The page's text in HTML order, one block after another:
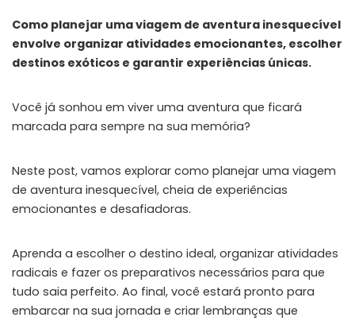
Como planejar uma viagem de aventura inesquecível
envolve organizar atividades emocionantes, escolher
destinos exóticos e garantir experiências únicas.
Você já sonhou em viver uma aventura que ficará
marcada para sempre na sua memória?
Neste post, vamos explorar como planejar uma viagem
de aventura inesquecível, cheia de experiências
emocionantes e desafiadoras.
Aprenda a escolher o destino ideal, organizar atividades
radicais e fazer os preparativos necessários para que
tudo saia perfeito. Ao final, você estará pronto para
embarcar na sua jornada e criar lembranças que